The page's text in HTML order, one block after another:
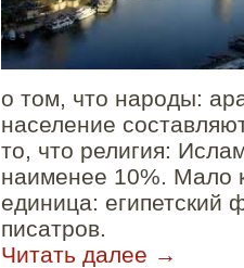
о том, что народы:
население
то, что религия:
наименее 10%. Мало
единица: египетский
писатров.
Читать далее →